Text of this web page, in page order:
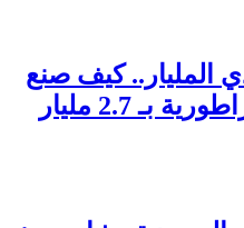
المليار.. كيف صنع
توماس جورني إمبراطورية بـ 2.7 مليار